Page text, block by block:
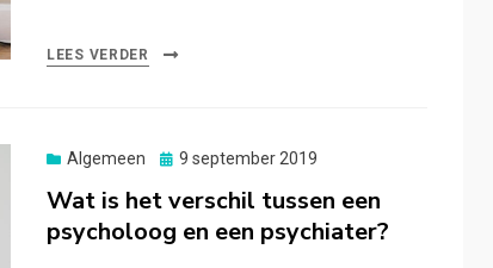
LEES VERDER
Algemeen
Posted
9 september 2019
Wat is het verschil tussen een
psycholoog en een psychiater?